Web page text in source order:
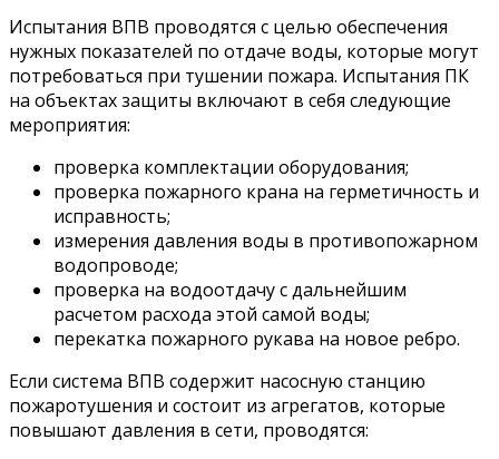
Испытания ВПВ проводятся с целью обеспечения
нужных показателей по отдаче воды, которые могут
потребоваться при тушении пожара. Испытания ПК
на объектах защиты включают в себя следующие
мероприятия:
проверка комплектации оборудования;
проверка пожарного крана на герметичность и
исправность;
измерения давления воды в противопожарном
водопроводе;
проверка на водоотдачу с дальнейшим
расчетом расхода этой самой воды;
перекатка пожарного рукава на новое ребро.
Если система ВПВ содержит насосную станцию
пожаротушения и состоит из агрегатов, которые
повышают давления в сети, проводятся: